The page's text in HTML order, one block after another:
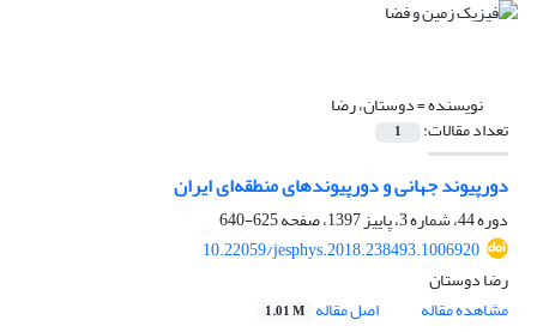
نویسنده =دوستان، رضا
تعداد مقالات: 1
دورپیوند جهانی و دورپیوندهای منطقه‌ای ایران
دوره 44، شماره 3، پاییز 1397، صفحه
625-640
10.22059/jesphys.2018.238493.1006920
رضا دوستان
مشاهده مقاله
اصل مقاله 1.01 M